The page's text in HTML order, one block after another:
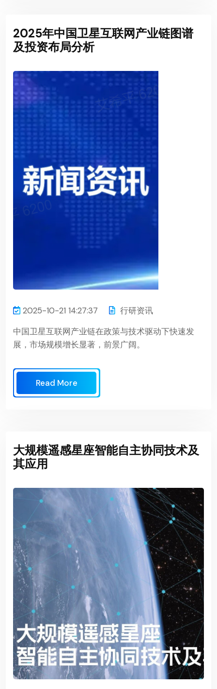
2025年中国卫星互联网产业链图谱
及投资布局分析
2025-10-21 14:27:37
行研资讯
中国卫星互联网产业链在政策与技术驱动下快速发
展，市场规模增长显著，前景广阔。
Read More
大规模遥感星座智能自主协同技术及
其应用